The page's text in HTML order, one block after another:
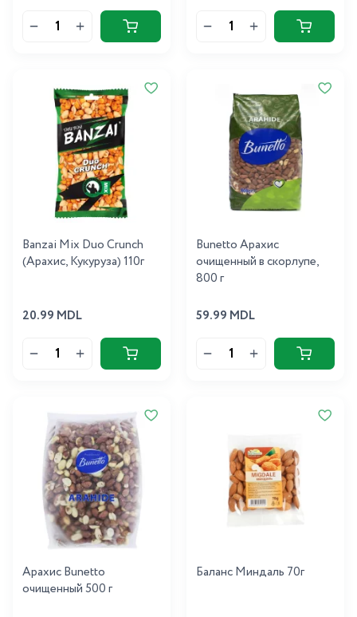
Banzai Mix Duo Crunch
(Арахис, Кукуруза) 110г
20.99 MDL
Bunetto Арахис
очищенный в скорлупе,
800 г
59.99 MDL
Арахис Bunetto
очищенный 500 г
Баланс Миндаль 70г